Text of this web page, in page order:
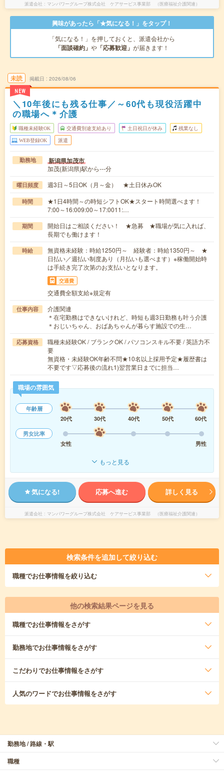
派遣会社 マンパワーグループ株式会社 ケアサービス事業部 （医療福祉介護関連）
興味があったら「★気になる！」をタップ！
「気になる！」を押しておくと、派遣会社から
「面談確約」 や 「応募歓迎」 が届きます！
未読
NEW
掲載日 2026/08/06
＼10年後にも残る仕事／～60代も現役活躍中
の職場へ＊介護
職種未経験OK 交通費別途支給あり 土日祝日が休み 残業なし
WEB登録OK 派遣
勤務地 新潟県加茂市
加茂(新潟県)駅から---分
曜日頻度 週3日～5日OK（月～金） ★土日休みOK
時間
★1日4時間～の時短シフトOK★スタート時間選べます！
7:00～16:009:00～17:0011:…
期間
開始日はご相談ください！ ★急募 ★職場が気に入れば、
長期でも働けます！
時給
無資格未経験：時給1250円～ 経験者：時給1350円～ ★
日払い／週払い制度あり（月払いも選べます）※稼働開始時
は手続き完了次第のお支払いとなります。
交通費
交通費全額支給※規定有
仕事内容
介護関連
＊在宅勤務はできないけれど、時短も週3日勤務も叶う介護
＊おじいちゃん、おばあちゃんが暮らす施設での生…
応募資格
職種未経験OK / ブランクOK / パソコンスキル不要 / 英語力不
要
無資格・未経験OK年齢不問★10名以上採用予定★履歴書は
不要です▽応募後の流れ1)翌営業日までに担当…
職場の雰囲気
年齢層
20代
30代 40代 50代
60代
男女比率
女性
男性
もっと見る
気になる! 応募へ進む 詳しく見る
派遣会社 マンパワーグループ株式会社 ケアサービス事業部 （医療福祉介護関連）
検索条件を追加して絞り込む
職種でお仕事情報を絞り込む
他の検索結果ページを見る
職種でお仕事情報をさがす
勤務地でお仕事情報をさがす
こだわりでお仕事情報をさがす
人気のワードでお仕事情報をさがす
勤務地 / 路線・駅
職種